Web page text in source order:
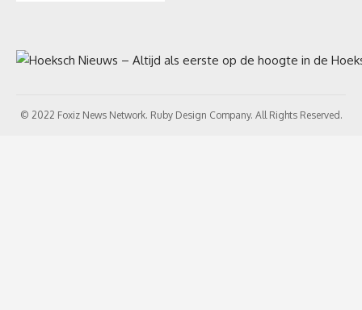
© 2022 Foxiz News Network. Ruby Design Company. All Rights Reserved.